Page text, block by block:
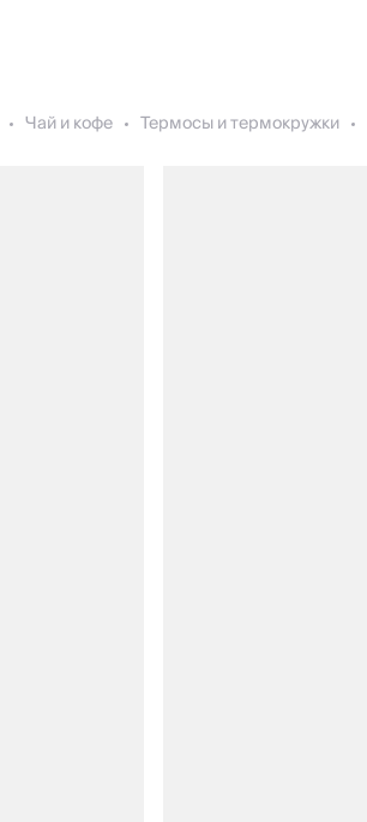
Чай и кофе Термосы и термокружки